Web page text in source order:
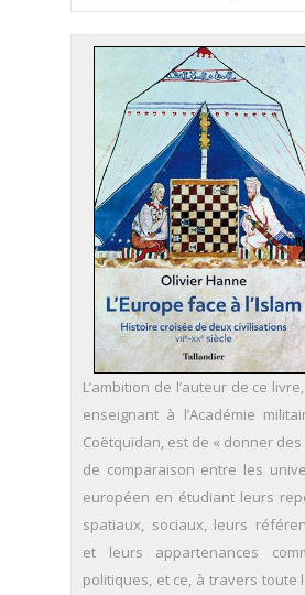
L’ambition de l’auteur de ce
enseignant à l’Académie
Coëtquidan, est de « donner
de comparaison entre les
européen en étudiant leurs
spatiaux, sociaux, leurs
et leurs appartenances
politiques, et ce, à travers toute